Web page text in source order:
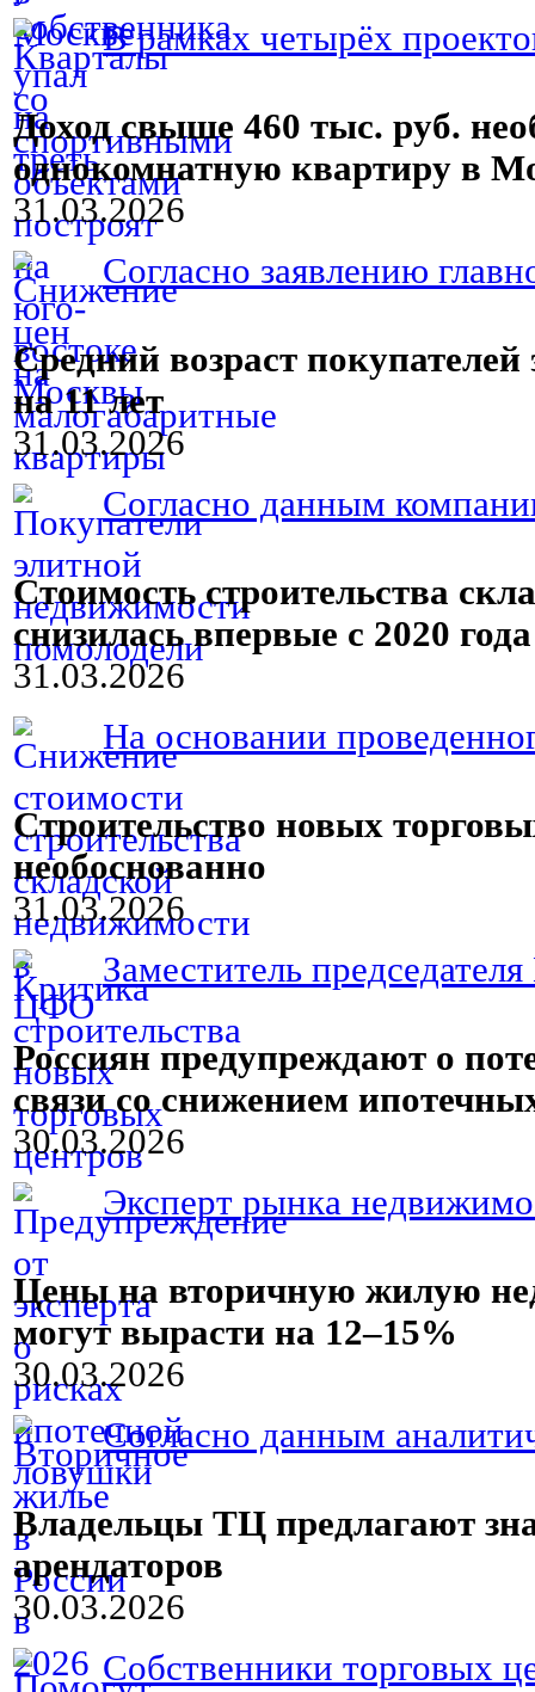
В рамках четырёх
Доход свыше 460 тыс. руб.
однокомнатную квартиру в
31.03.2026
Согласно заявлению
Средний возраст
на 11 лет
31.03.2026
Согласно данным
Стоимость строительства
снизилась впервые с 2020 года
31.03.2026
На основании
Строительство новых
необоснованно
31.03.2026
Заместитель
Россиян предупреждают о
связи со снижением
30.03.2026
Эксперт рынка
Цены на вторичную жилую
могут вырасти на 12–15%
30.03.2026
Согласно данным
Владельцы ТЦ предлагают
арендаторов
30.03.2026
Собственники торговых